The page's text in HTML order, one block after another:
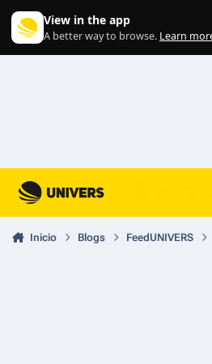
View in the app
A better way to browse. Learn
Inicio Blogs FeedUNIVERS